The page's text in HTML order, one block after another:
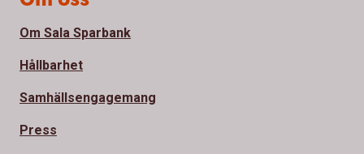
Om Sala Sparbank
Hållbarhet
Samhällsengagemang
Press